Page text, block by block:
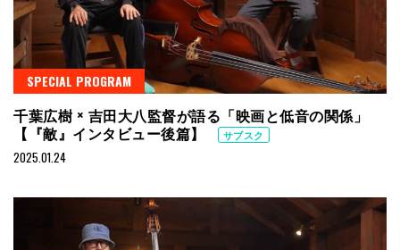
SPECIAL PROGRAM
千葉広樹 × 吉田大八監督が語る「映画と低音の関係」
【『敵』インタビュー後篇】
サブスク
2025.01.24